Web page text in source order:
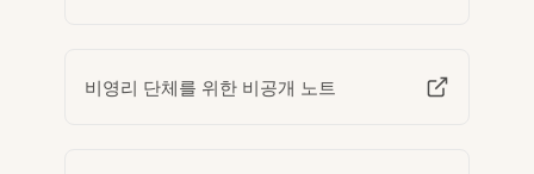
비영리 단체를 위한 비공개 노트